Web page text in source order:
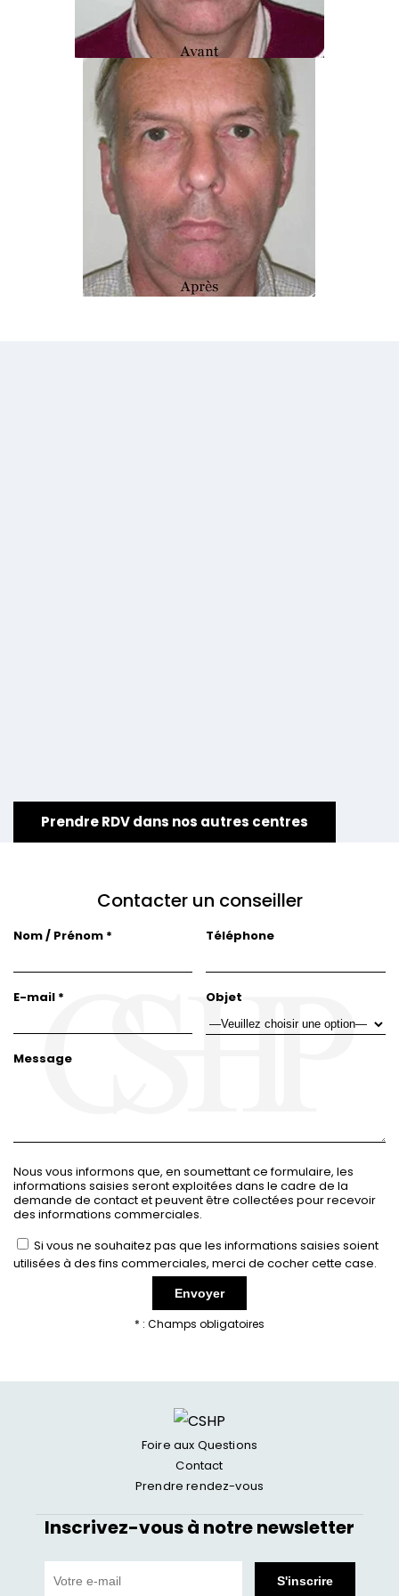
Avant tout acte, une consultation au
CSHP Paris
avec notre médecin spécialiste est nécessaire.
Prendre RDV dans nos autres centres
Contacter un conseiller
Nom / Prénom * Téléphone
E-mail * Objet
Message
Nous vous informons que, en soumettant ce formulaire, les
informations saisies seront exploitées dans le cadre de la
demande de contact et peuvent être collectées pour recevoir
des informations commerciales.
Si vous ne souhaitez pas que les informations saisies soient
utilisées à des fins commerciales, merci de cocher cette case.
* : Champs obligatoires
Foire aux Questions
Contact
Prendre rendez-vous
Inscrivez-vous à notre newsletter